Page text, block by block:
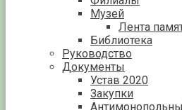
Музей
Лента
Библиотека
Руководство
Документы
Устав 2020
Закупки